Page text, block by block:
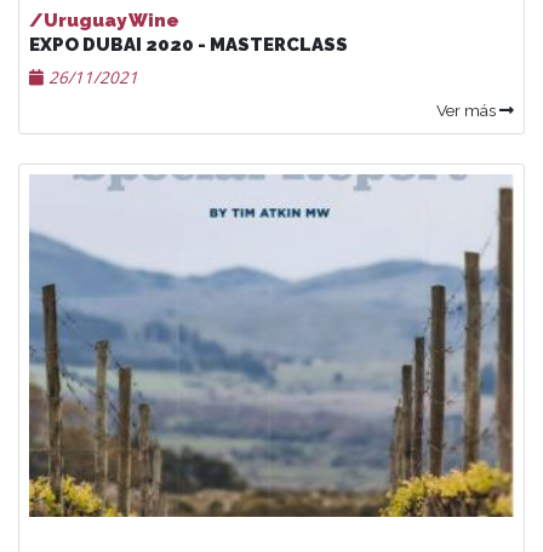
/Uruguay Wine
EXPO DUBAI 2020 - MASTERCLASS
26/11/2021
Ver más